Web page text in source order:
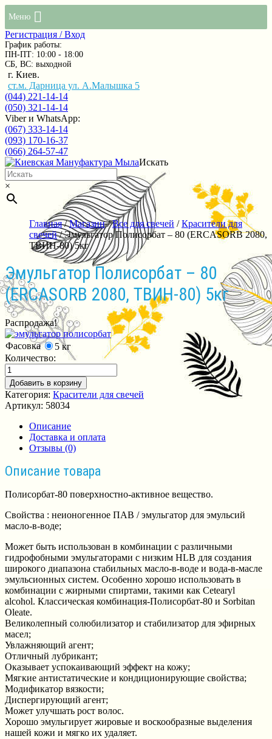
Меню
Регистрация / Вход
График работы:
ПН-ПТ: 10:00 - 18:00
СБ, ВС: выходной
г. Киев.
ст.м. Дарница ул. А.Малышка 5
(044) 221-14-14
(050) 321-14-14
Viber и WhatsApp:
(067) 333-14-14
(093) 170-16-37
(066) 264-57-47
Искать
×
Главная/Магазин/Все для свечей /Красители для
свечей/ Эмульгатор Полисорбат – 80 (ERCASORB 2080,
ТВИН-80) 5кг
Эмульгатор Полисорбат – 80
(ERCASORB 2080, ТВИН-80) 5кг
Распродажа!
Фасовка
5 кг
Количество:
Добавить в корзину
Категория: Красители для свечей
Артикул: 58034
Описание
Доставка и оплата
Отзывы (0)
Описание товара
Полисорбат-80 поверхностно-активное вещество.
Свойства : неионогенное ПАВ / эмульгатор для эмульсий
масло-в-воде;
Может быть использован в комбинации с различными
гидрофобными эмульгаторами с низким HLB для создания
широкого диапазона стабильных масло-в-воде и вода-в-масле
эмульсионных систем. Особенно хорошо использовать в
комбинации с жирными спиртами, такими как Cetearyl
alcohol. Классическая комбинация-Полисорбат-80 и Sorbitan
Oleate.
Великолепный солюбилизатор и стабилизатор для эфирных
масел;
Увлажняющий агент;
Отличный лубрикант;
Оказывает успокаивающий эффект на кожу;
Мягкие антистатические и кондиционирующие свойства;
Модификатор вязкости;
Диспергирующий агент;
Может улучшать рост волос.
Хорошо эмульгирует жировые и воскообразные выделения
нашей кожи и мягко их удаляет.